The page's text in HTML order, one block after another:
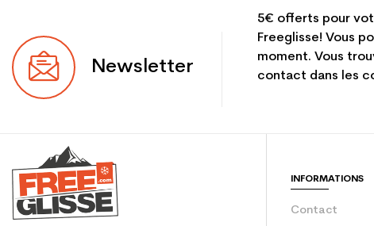
Newsletter
5€ offerts pour
Freeglisse! Vous
moment. Vous
contact dans les
INFORMATIONS
Contact